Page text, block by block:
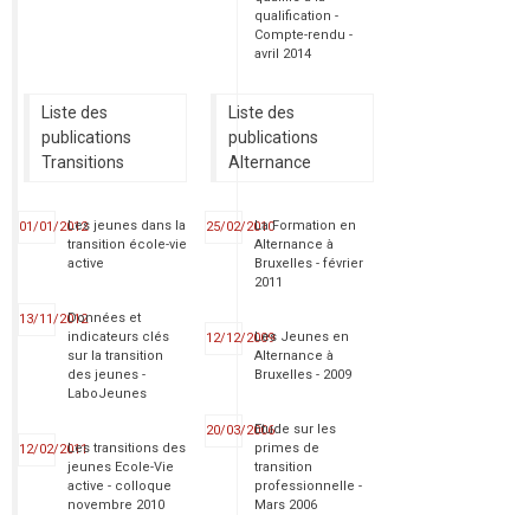
qualification -
Compte-rendu -
avril 2014
Liste des
publications
Transitions
01/01/2012Les jeunes dans la
transition école-vie
active
13/11/2012Données et
indicateurs clés
sur la transition
des jeunes -
LaboJeunes
12/02/2011Les transitions des
jeunes Ecole-Vie
active - colloque
novembre 2010
Liste des
publications
Alternance
25/02/2010La Formation en
Alternance à
Bruxelles - février
2011
12/12/2009Les Jeunes en
Alternance à
Bruxelles - 2009
20/03/2006Etude sur les
primes de
transition
professionnelle -
Mars 2006